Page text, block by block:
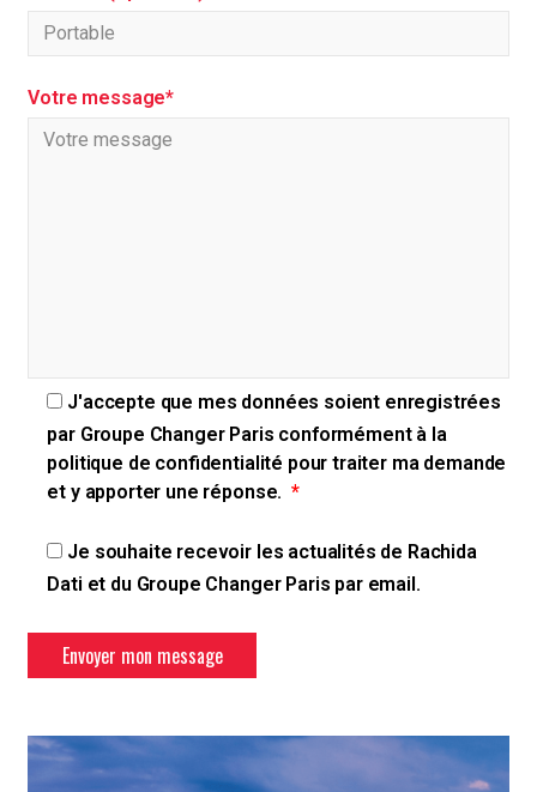
Votre message*
J'accepte que mes données soient enregistrées
par Groupe Changer Paris conformément à la
politique de confidentialité pour traiter ma demande
et y apporter une réponse.
Je souhaite recevoir les actualités de Rachida
Dati et du Groupe Changer Paris par email.